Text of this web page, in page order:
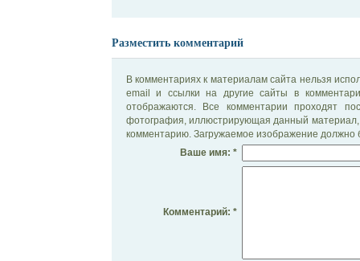
Разместить комментарий
В комментариях к материалам сайта нельзя
email и ссылки на другие сайты в
отображаются. Все комментарии проходят
фотография, иллюстрирующая данный материал,
комментарию. Загружаемое изображение должно
Ваше имя: *
Комментарий: *